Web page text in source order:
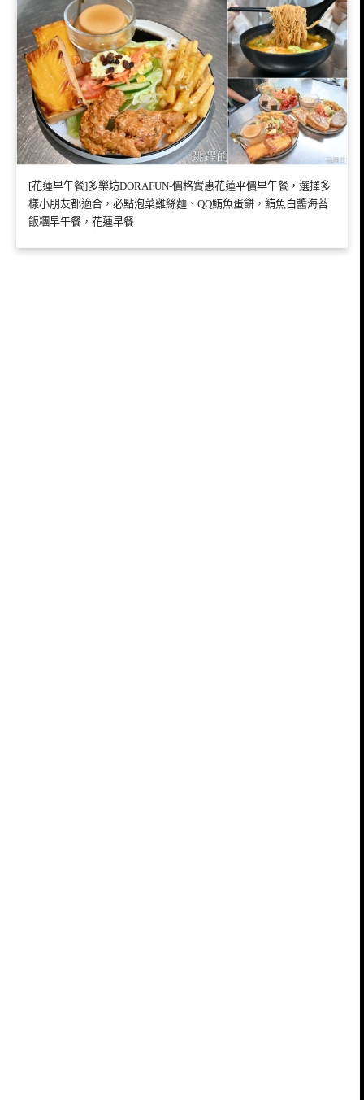
[花蓮早午餐]多樂坊DORAFUN-價格實惠花蓮平價早午餐，選擇多
樣小朋友都適合，必點泡菜雞絲麵、QQ鮪魚蛋餅，鮪魚白醬海苔
飯糰早午餐，花蓮早餐